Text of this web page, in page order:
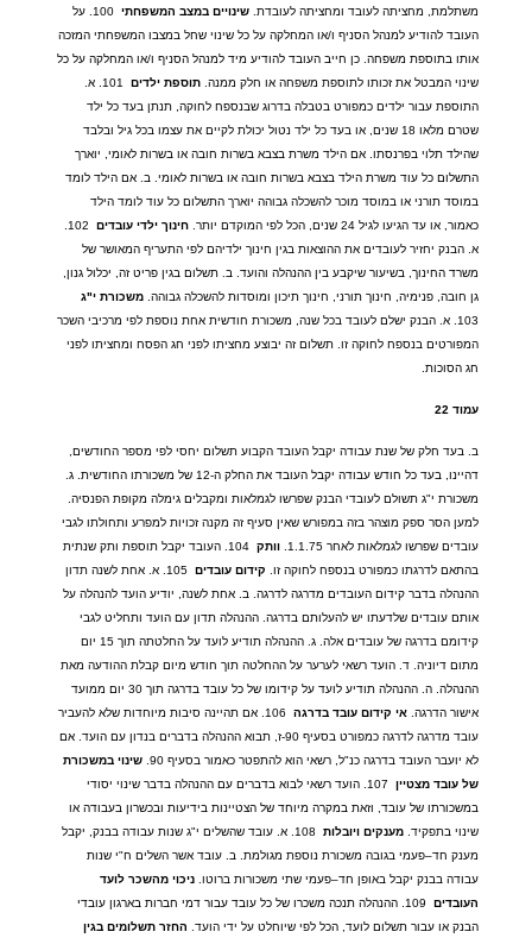
משתלמת מחציתה לעובד ומחציתה לעובדת שינויים במצב המשפחתי 100.
על
העובד להודיע למנהל הסניף ו/או המחלקה על כל שינוי שחל במצבו המשפחתי המזכה
אותו בתוספת משפחה כן חייב העובד להודיע מיד למנהל הסניף ו/או המחלקה על כל
שינוי המבטל את זכותו לתוספת משפחה או חלק ממנה תוספת ילדים 101. א
התוספת עבור ילדים כמפורט בטבלה בדרוג שבנספח לחוקה תנתן בעד כל ילד
שטרם מלאו
שנים או בעד כל ילד נטול יכולת לקיים את עצמו בכל גיל ובלבד
שהילד תלוי בפרנסתו אם הילד משרת בצבא בשרות חובה או בשרות לאומי
יוארך
התשלום כל עוד משרת הילד בצבא בשרות חובה או בשרות לאומי
ב אם הילד לומד
במוסד תורני או במוסד מוכר להשכלה גבוהה יוארך התשלום כל עוד לומד הילד
כאמור או עד הגיעו לגיל שנים הכל לפי המוקדם יותר חינוך ילדי עובדים
102.
א הבנק יחזיר לעובדים את ההוצאות בגין חינוך ילדיהם לפי התעריף המאושר של
משרד החינוך
בשיעור שיקבע בין ההנהלה והועד ב תשלום בגין פריט זה יכלול גנון
גן חובה פנימיה חינוך תורני חינוך תיכון ומוסדות להשכלה גבוהה משכורת י"ג
103.
א הבנק ישלם לעובד בכל שנה
משכורת חודשית אחת נוספת לפי מרכיבי השכר
המפורטים בנספח לחוקה זו תשלום זה יבוצע מחציתו לפני חג הפסח ומחציתו לפני
חג הסוכות
עמוד
ב בעד חלק של שנת עבודה יקבל העובד הקבוע תשלום יחסי לפי מספר החודשים
דהיינו
בעד כל חודש עבודה יקבל העובד את החלק ה-12 של משכורתו החודשית ג
משכורת י"ג תשולם לעובדי הבנק שפרשו לגמלאות ומקבלים גימלה מקופת הפנסיה
למען הסר ספק מוצהר בזה במפורש שאין סעיף זה מקנה זכויות למפרע ותחולתו לגבי
עובדים שפרשו לגמלאות לאחר
וותק 104.
העובד יקבל תוספת ותק שנתית
בהתאם לדרגתו כמפורט בנספח לחוקה זו
קידום עובדים 105. א אחת לשנה תדון
ההנהלה בדבר קידום העובדים מדרגה לדרגה
ב אחת לשנה
יודיע הועד להנהלה על
אותם עובדים שלדעתו יש להעלותם בדרגה ההנהלה תדון עם הועד ותחליט לגבי
קידומם בדרגה של עובדים אלה ג ההנהלה תודיע לועד על החלטתה תוך
יום
מתום דיוניה ד הועד רשאי לערער על ההחלטה תוך חודש מיום קבלת ההודעה מאת
ההנהלה ה ההנהלה תודיע לועד על קידומו של כל עובד בדרגה תוך
יום ממועד
אישור הדרגה אי קידום עובד בדרגה 106.
אם תהיינה סיבות מיוחדות שלא להעביר
עובד מדרגה לדרגה כמפורט בסעיף
ז תבוא ההנהלה בדברים בנדון עם הועד אם
לא יועבר העובד בדרגה כנ"ל רשאי הוא להתפטר כאמור בסעיף שינוי במשכורת
של עובד מצטיין 107.
הועד רשאי לבוא בדברים עם ההנהלה בדבר שינוי יסודי
במשכורתו של עובד
וזאת במקרה מיוחד של הצטיינות בידיעות ובכשרון בעבודה או
שינוי בתפקיד מענקים ויובלות 108. א עובד שהשלים י"ג שנות עבודה בבנק
יקבל
מענק חד–פעמי בגובה משכורת נוספת מגולמת ב עובד אשר השלים ח"י שנות
עבודה בבנק יקבל באופן חד–פעמי שתי משכורות ברוטו ניכוי מהשכר לועד
העובדים
109.
ההנהלה תנכה משכרו של כל עובד עבור דמי חברות בארגון עובדי
הבנק או עבור תשלום לועד הכל לפי שיוחלט על ידי הועד החזר תשלומים בגין